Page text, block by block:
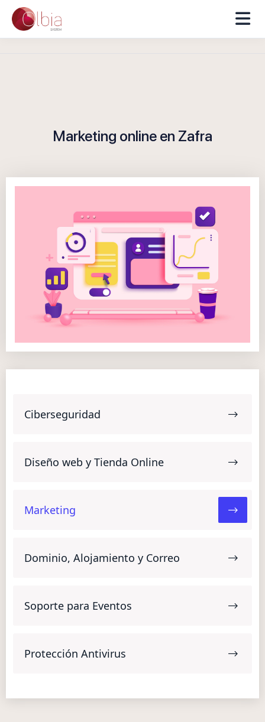
Marketing online en Zafra
Ciberseguridad
Diseño web y Tienda Online
Marketing
Dominio, Alojamiento y Correo
Soporte para Eventos
Protección Antivirus